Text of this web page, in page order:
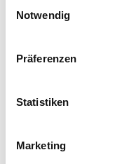
Notwendig
Präferenzen
Statistiken
Marketing